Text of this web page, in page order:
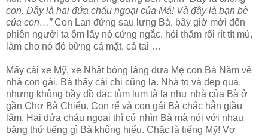
con. Đây là hai đứa cháu ngoại của Má! Và đây là bạn bè
của con…”Con Lan đứng sau lưng Bà, bây giờ mới đến
phiên người ta ôm lấy nó cứng ngắc, hỏi thăm rối rít tít mù,
làm cho nó đỏ bừng cả mặt, cả tai …
Mấy cái xe Mỹ, xe Nhật bóng láng đưa Mẹ con Bà Năm về
nhà con gái. Bà thấy cái chi cũng lạ. Nhà to và đẹp quá,
nhưng không bầy đồ đạc tùm lum tà la như nhà của Bà ở
gần Chợ Bà Chiểu. Con rể và con gái Bà chắc hẳn giầu
lắm. Hai đứa cháu ngoại thì cứ nhìn Bà mà nói với nhau
bằng thứ tiếng gì Bà không hiểu. Chắc là tiếng Mỹ! Vợ